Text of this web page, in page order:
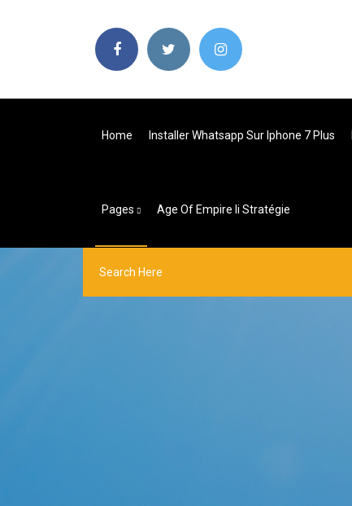
Home Installer Whatsapp Sur Iphone 7 Plus
Pages Age Of Empire Ii Stratégie